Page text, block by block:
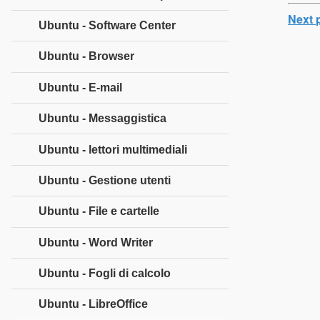
Next
Ubuntu - Software Center
Ubuntu - Browser
Ubuntu - E-mail
Ubuntu - Messaggistica
Ubuntu - lettori multimediali
Ubuntu - Gestione utenti
Ubuntu - File e cartelle
Ubuntu - Word Writer
Ubuntu - Fogli di calcolo
Ubuntu - LibreOffice